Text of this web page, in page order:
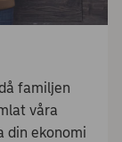
familjen
våra
din ekonomi